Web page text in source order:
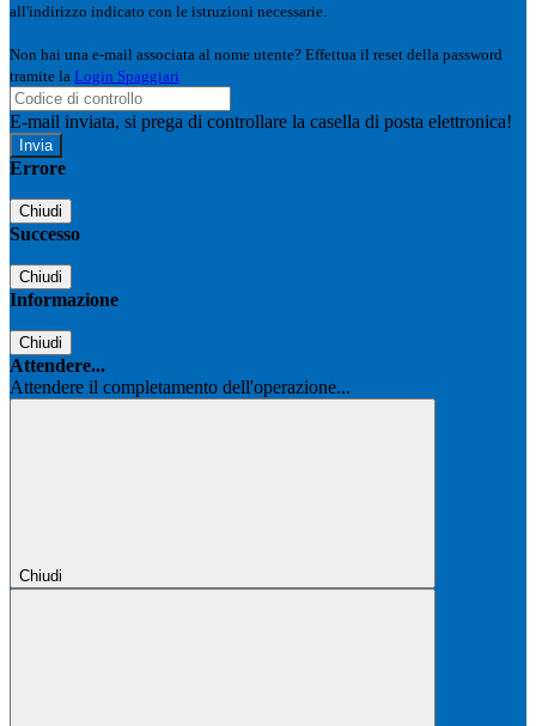
all'indirizzo indicato con le istruzioni necessarie.
Non hai una e-mail associata al nome utente? Effettua il reset della password
tramite la Login Spaggiari
E-mail inviata, si prega di controllare la casella di posta elettronica!
Errore
Chiudi
Successo
Chiudi
Informazione
Chiudi
Attendere...
Attendere il completamento dell'operazione...
Chiudi